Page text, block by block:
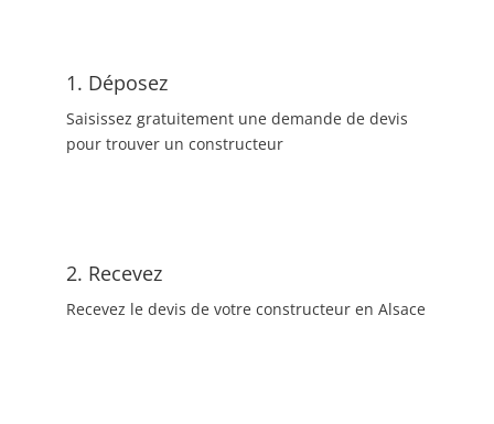
1. Déposez
Saisissez gratuitement une demande de devis
pour trouver un constructeur
2. Recevez
Recevez le devis de votre constructeur en Alsace